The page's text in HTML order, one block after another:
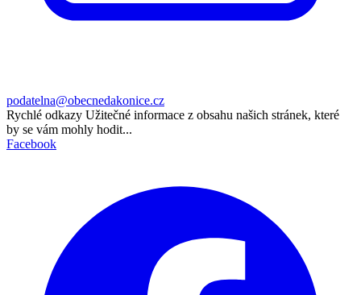
podatelna@obecnedakonice.cz
Rychlé odkazy Užitečné informace z obsahu našich stránek, které
by se vám mohly hodit...
Facebook